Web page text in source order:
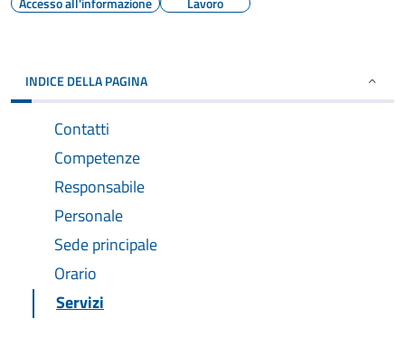
INDICE DELLA PAGINA
Contatti
Competenze
Responsabile
Personale
Sede principale
Orario
Servizi